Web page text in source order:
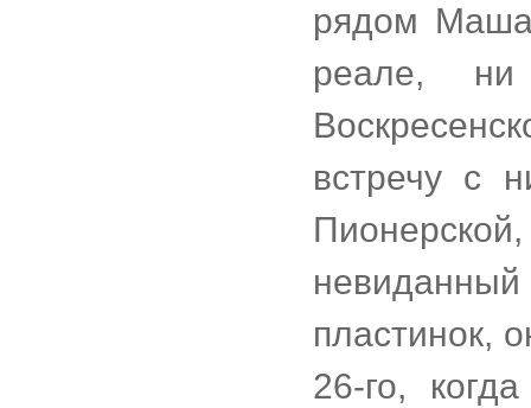
рядом
реале,
встречу с
пластинок,
26-го,